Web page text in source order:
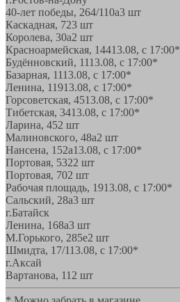
40-лет победы, 264/110а3 шт
Каскадная, 723 шт
Королева, 30а2 шт
Красноармейская, 14413.08, с 17:00*
Будённовский, 1113.08, с 17:00*
Базарная, 1113.08, с 17:00*
Ленина, 11913.08, с 17:00*
Горсоветская, 4513.08, с 17:00*
Тибетская, 3413.08, с 17:00*
Ларина, 452 шт
Малиновского, 48а2 шт
Нансена, 152а13.08, с 17:00*
Портовая, 5322 шт
Портовая, 702 шт
Рабочая площадь, 1913.08, с 17:00*
Сальский, 28a3 шт
г.Батайск
Ленина, 168а3 шт
М.Горького, 285е2 шт
Шмидта, 17/113.08, с 17:00*
г.Аксай
Вартанова, 11 2 шт